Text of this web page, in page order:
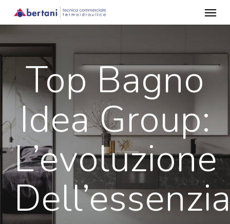
content
Top Bagno
Idea Group:
L’evoluzione